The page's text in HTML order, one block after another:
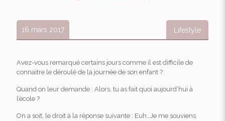
16 mars 2017 Lifestyle
Avez-vous remarqué certains jours comme il est difficile de
connaitre le déroulé de la journée de son enfant ?
Quand on leur demande : Alors, tu as fait quoi aujourd’hui à
l’école ?
On a soit, le droit à la réponse suivante : Euh…Je me souviens